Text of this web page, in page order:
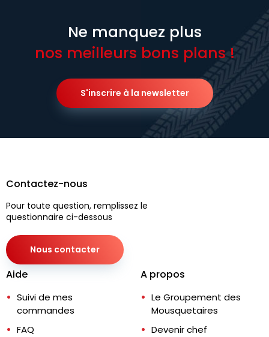
Ne manquez plus
nos meilleurs bons plans !
S'inscrire à la newsletter
Contactez-nous
Pour toute question, remplissez le
questionnaire ci-dessous
Nous contacter
Aide
Suivi de mes
commandes
FAQ
A propos
Le Groupement des
Mousquetaires
Devenir chef